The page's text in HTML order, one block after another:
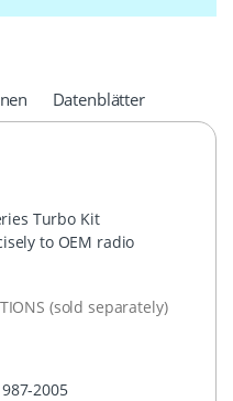
Datenblätter
Turbo Kit
to OEM radio
(sold separately)
2005